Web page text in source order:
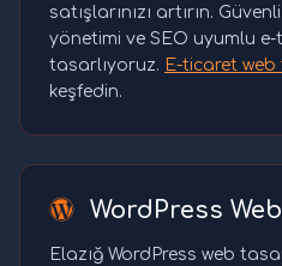
satışlarınızı artırın.
yönetimi ve SEO uyumlu
tasarlıyoruz. E-ticaret web
keşfedin.
WordPress
Elazığ WordPress web